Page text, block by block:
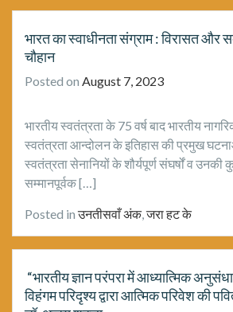
भारत का स्‍वाधीनता संग्राम : विरासत
चौहान
Posted on August 7, 2023
भारतीय स्वतंत्रता के 75 वर्ष बाद भारतीय
स्वतंत्रता आन्दोलन के इतिहास की प्रमुख
स्वतंत्रता सेनानियों के शौर्यपूर्ण संघर्षों व उनकी
सम्मानपूर्वक […]
Posted inउनतीसवाँ अंक,जरा हट के
“भारतीय ज्ञान परंपरा में आध्यात्मिक
विहंगम परिदृश्य द्वारा आत्मिक परिवेश की